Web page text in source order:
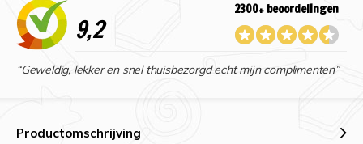
9,2
2300+ beoordelingen
“Geweldig, lekker en snel thuisbezorgd echt mijn complimenten”
Productomschrijving